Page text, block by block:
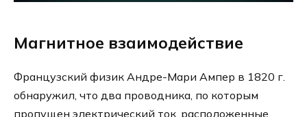
Магнитное взаимодействие
Французский физик Андре-Мари Ампер в 1820 г.
обнаружил, что два проводника, по которым
пропущен электрический ток, расположенные